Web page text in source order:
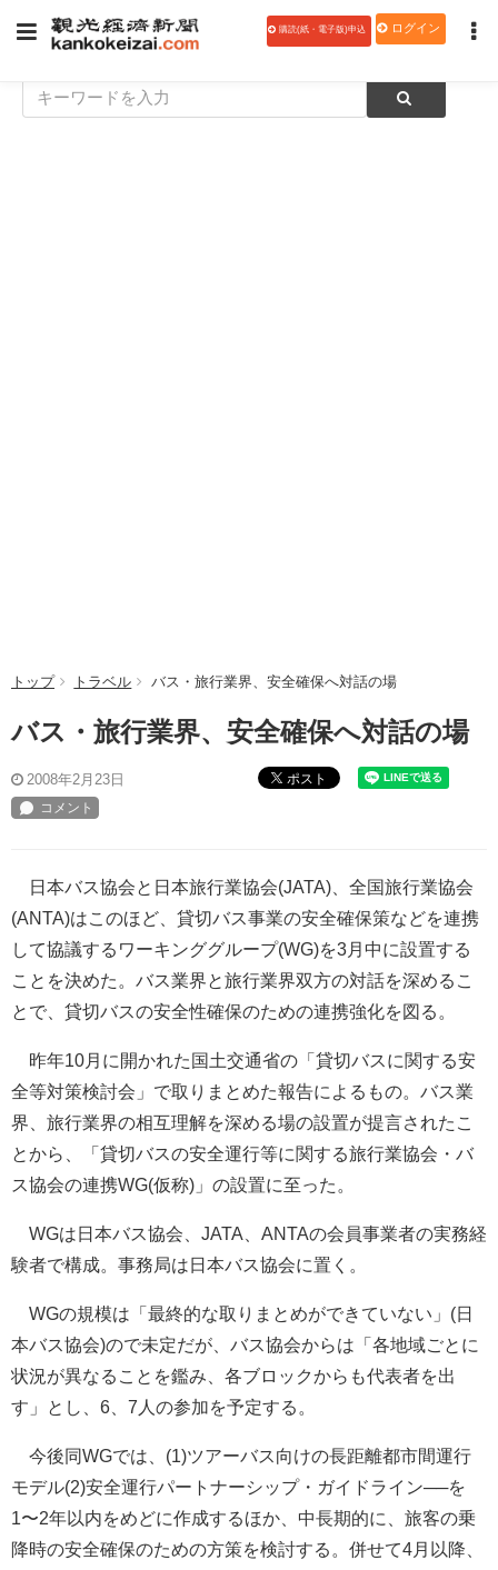
購読(紙・電子版)申込 ログイン
トップ トラベル バス・旅行業界、安全確保へ対話の場
バス・旅行業界、安全確保へ対話の場
2008年2月23日 ポスト
日本バス協会と日本旅行業協会(JATA)、全国旅行業協会
(ANTA)はこのほど、貸切バス事業の安全確保策などを連携
して協議するワーキンググループ(WG)を3月中に設置する
ことを決めた。バス業界と旅行業界双方の対話を深めるこ
とで、貸切バスの安全性確保のための連携強化を図る。
昨年10月に開かれた国土交通省の「貸切バスに関する安
全等対策検討会」で取りまとめた報告によるもの。バス業
界、旅行業界の相互理解を深める場の設置が提言されたこ
とから、「貸切バスの安全運行等に関する旅行業協会・バ
ス協会の連携WG(仮称)」の設置に至った。
WGは日本バス協会、JATA、ANTAの会員事業者の実務経
験者で構成。事務局は日本バス協会に置く。
WGの規模は「最終的な取りまとめができていない」(日
本バス協会)ので未定だが、バス協会からは「各地域ごとに
状況が異なることを鑑み、各ブロックからも代表者を出
す」とし、6、7人の参加を予定する。
今後同WGでは、(1)ツアーバス向けの長距離都市間運行
モデル(2)安全運行パートナーシップ・ガイドライン──を
1〜2年以内をめどに作成するほか、中長期的に、旅客の乗
降時の安全確保のための方策を検討する。併せて4月以降、